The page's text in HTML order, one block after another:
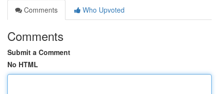
Comments
Who Upvoted
Comments
Submit a Comment
No HTML